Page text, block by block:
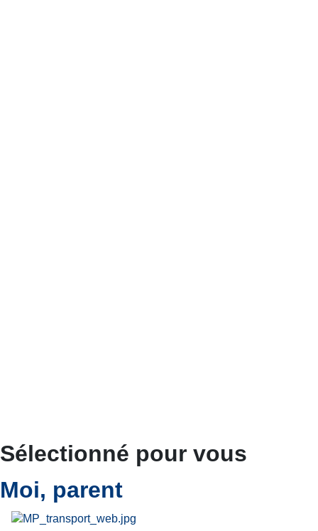
Sélectionné pour vous
Moi, parent